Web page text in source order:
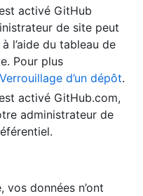
activé GitHub
de site peut
l’aide du tableau de
Pour plus
Verrouillage d’un dépôt.
activé GitHub.com,
administrateur de
données n’ont